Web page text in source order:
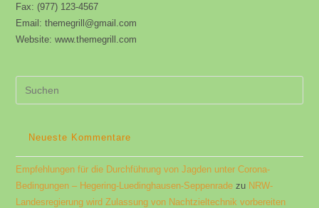
Fax: (977) 123-4567
Email: themegrill@gmail.com
Website: www.themegrill.com
the
Neueste Kommentare
Empfehlungen für die Durchführung von Jagden unter Corona-
Bedingungen​ – Hegering-Luedinghausen-Seppenrade zu NRW-
Landesregierung wird Zulassung von Nachtzieltechnik vorbereiten